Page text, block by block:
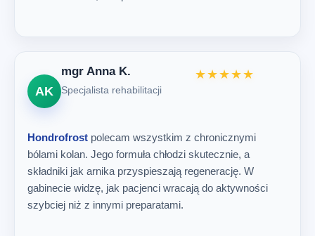
AK
mgr Anna K.
Specjalista rehabilitacji
★★★★★
Hondrofrost polecam wszystkim z chronicznymi
bólami kolan. Jego formuła chłodzi skutecznie, a
składniki jak arnika przyspieszają regenerację. W
gabinecie widzę, jak pacjenci wracają do aktywności
szybciej niż z innymi preparatami.